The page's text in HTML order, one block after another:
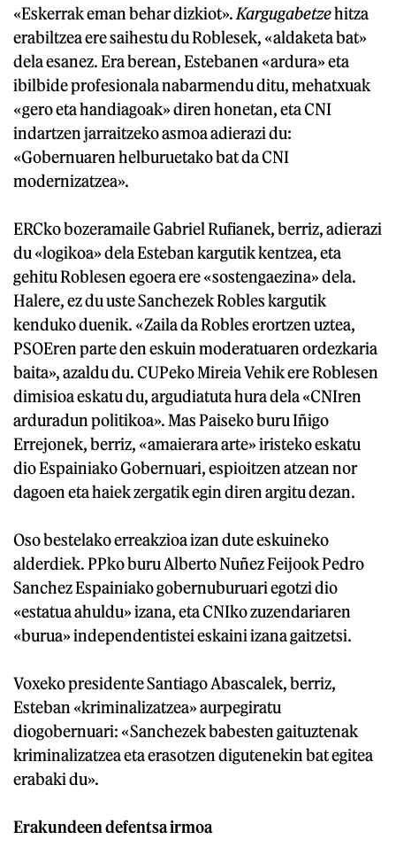
«Eskerrak eman behar dizkiot». Kargugabetzehitza
erabiltzea ere saihestu du Roblesek, «aldaketa bat»
dela esanez. Era berean, Estebanen «ardura» eta
ibilbide profesionala nabarmendu ditu, mehatxuak
«gero eta handiagoak» diren honetan, eta CNI
indartzen jarraitzeko asmoa adierazi du:
«Gobernuaren helburuetako bat da CNI
modernizatzea».
ERCko bozeramaile Gabriel Rufianek, berriz, adierazi
du «logikoa» dela Esteban kargutik kentzea, eta
gehitu Roblesen egoera ere «sostengaezina» dela.
Halere, ez du uste Sanchezek Robles kargutik
kenduko duenik. «Zaila da Robles erortzen uztea,
PSOEren parte den eskuin moderatuaren ordezkaria
baita», azaldu du. CUPeko Mireia Vehik ere Roblesen
dimisioa eskatu du, argudiatuta hura dela «CNIren
arduradun politikoa». Mas Paiseko buru Iñigo
Errejonek, berriz, «amaierara arte» iristeko eskatu
dio Espainiako Gobernuari, espioitzen atzean nor
dagoen eta haiek zergatik egin diren argitu dezan.
Oso bestelako erreakzioa izan dute eskuineko
alderdiek. PPko buru Alberto Nuñez Feijook Pedro
Sanchez Espainiako gobernuburuari egotzi dio
«estatua ahuldu» izana, eta CNIko zuzendariaren
«burua» independentistei eskaini izana gaitzetsi.
Voxeko presidente Santiago Abascalek, berriz,
Esteban «kriminalizatzea» aurpegiratu
diogobernuari: «Sanchezek babesten gaituztenak
kriminalizatzea eta erasotzen digutenekin bat egitea
erabaki du».
Erakundeen defentsa irmoa